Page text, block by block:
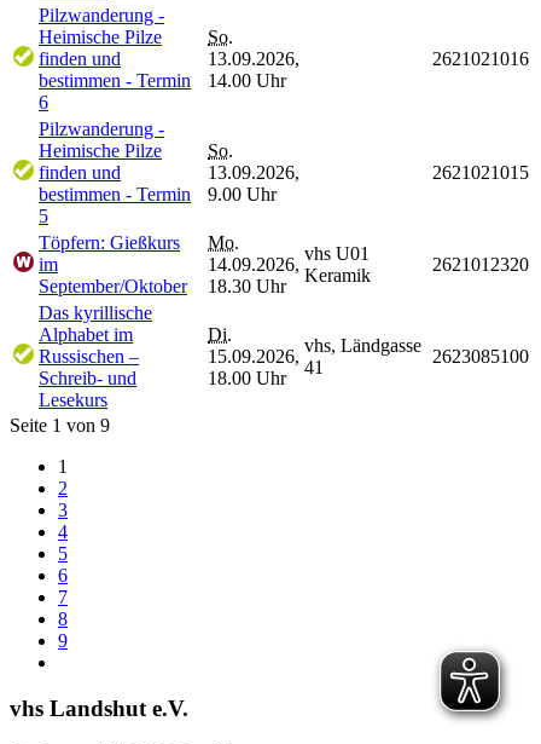
Pilzwanderung -
Heimische Pilze
finden und
bestimmen - Termin
6
So.
13.09.2026,
14.00 Uhr
2621021016
Pilzwanderung -
Heimische Pilze
finden und
bestimmen - Termin
5
So.
13.09.2026,
9.00 Uhr
2621021015
Töpfern: Gießkurs
im
September/Oktober
Mo.
14.09.2026,
18.30 Uhr
vhs U01
Keramik
2621012320
Das kyrillische
Alphabet im
Russischen –
Schreib- und
Lesekurs
Di.
15.09.2026,
18.00 Uhr
vhs, Ländgasse
41
2623085100
Seite 1 von 9
1
2
3
4
5
6
7
8
9
vhs Landshut e.V.